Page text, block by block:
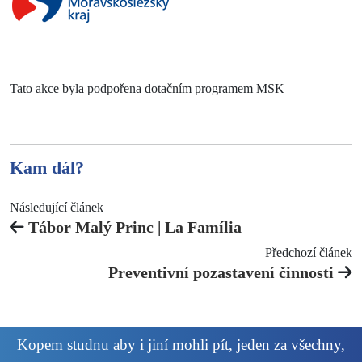
Tato akce byla podpořena dotačním programem MSK
Kam dál?
Následující článek
Tábor Malý Princ | La Família
Předchozí článek
Preventivní pozastavení činnosti
Kopem studnu aby i jiní mohli pít, jeden za všechny,